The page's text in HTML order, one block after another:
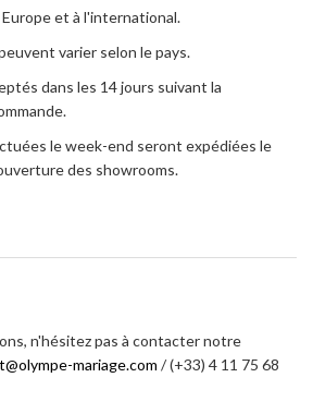
et à l'international.
varier selon le pays.
dans les 14 jours suivant la
le week-end seront expédiées le
des showrooms.
n'hésitez pas à contacter notre
mariage.com / (+33) 4 11 75 68